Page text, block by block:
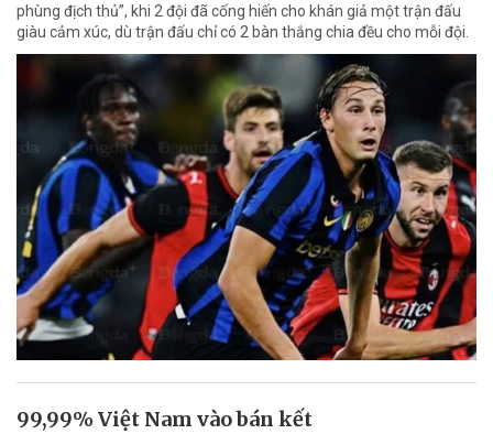
phùng địch thủ”, khi 2 đội đã cống hiến cho khán giả một trận đấu
giàu cảm xúc, dù trận đấu chỉ có 2 bàn thắng chia đều cho mỗi đội.
99,99% Việt Nam vào bán kết